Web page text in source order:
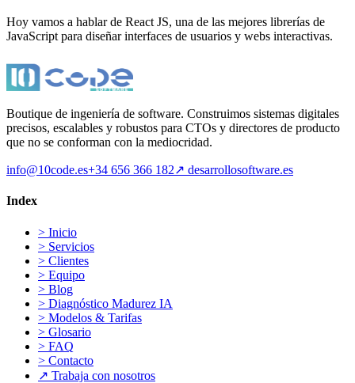
Hoy vamos a hablar de React JS, una de las mejores librerías de
JavaScript para diseñar interfaces de usuarios y webs interactivas.
Boutique de ingeniería de software. Construimos sistemas digitales
precisos, escalables y robustos para CTOs y directores de producto
que no se conforman con la mediocridad.
info@10code.es+34 656 366 182↗ desarrollosoftware.es
Index
> Inicio
> Servicios
> Clientes
> Equipo
> Blog
> Diagnóstico Madurez IA
> Modelos & Tarifas
> Glosario
> FAQ
> Contacto
↗ Trabaja con nosotros